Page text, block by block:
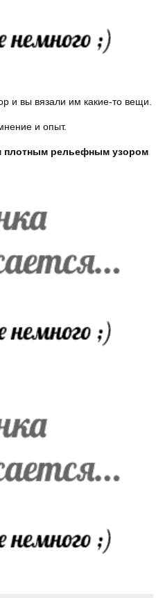
и вы вязали им какие-то вещи.
и опыт.
плотным рельефным узором